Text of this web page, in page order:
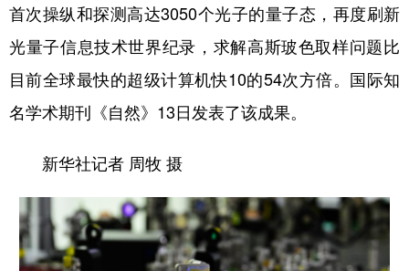
浙江 安徽 福建 江西
山东 河南 湖北 湖南
广东 广西 海南
四川 贵州
新疆 内蒙古 黑龙江
首次操纵和探测高达3050个光子的量子态，再度刷新
光量子信息技术世界纪录，求解高斯玻色取样问题比
目前全球最快的超级计算机快10的54次方倍。国际知
名学术期刊《自然》13日发表了该成果。
新华社记者 周牧 摄